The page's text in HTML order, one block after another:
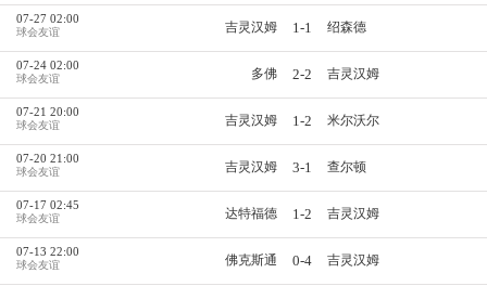
07-27 02:00
球会友谊 吉灵汉姆 1-1 绍森德
07-24 02:00
球会友谊 多佛 2-2 吉灵汉姆
07-21 20:00
球会友谊 吉灵汉姆 1-2 米尔沃尔
07-20 21:00
球会友谊 吉灵汉姆 3-1 查尔顿
07-17 02:45
球会友谊 达特福德 1-2 吉灵汉姆
07-13 22:00
球会友谊 佛克斯通 0-4 吉灵汉姆